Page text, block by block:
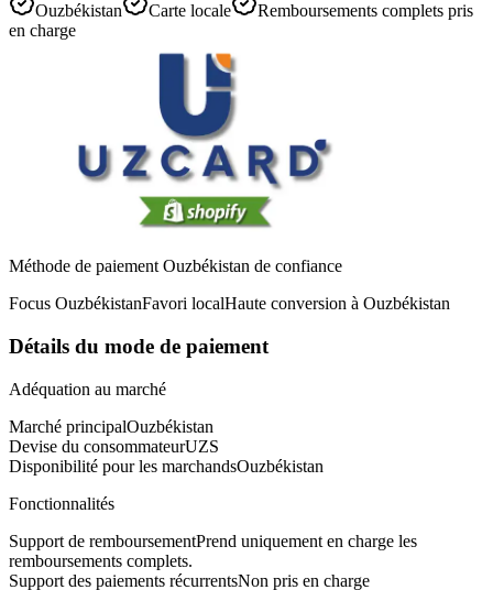
Ouzbékistan
Carte locale
Remboursements complets pris
en charge
Méthode de paiement Ouzbékistan de confiance
Focus OuzbékistanFavori localHaute conversion à Ouzbékistan
Détails du mode de paiement
Adéquation au marché
Marché principalOuzbékistan
Devise du consommateurUZS
Disponibilité pour les marchandsOuzbékistan
Fonctionnalités
Support de remboursementPrend uniquement en charge les
remboursements complets.
Support des paiements récurrentsNon pris en charge